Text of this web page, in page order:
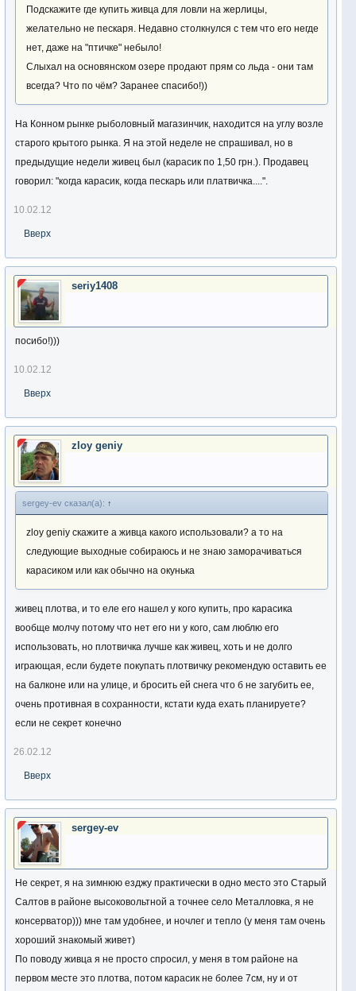
Подскажите где купить живца для ловли на жерлицы,
желательно не пескаря. Недавно столкнулся с тем что его негде
нет, даже на "птичке" небыло!
Слыхал на основянском озере продают прям со льда - они там
всегда? Что по чём? Заранее спасибо!))
На Конном рынке рыболовный магазинчик, находится на углу возле
старого крытого рынка. Я на этой неделе не спрашивал, но в
предыдущие недели живец был (карасик по 1,50 грн.). Продавец
говорил: "когда карасик, когда пескарь или платвичка....".
10.02.12
Вверх
seriy1408
посибо!)))
10.02.12
Вверх
zloy geniy
sergey-ev сказал(а): ↑
zloy geniy скажите а живца какого использовали? а то на
следующие выходные собираюсь и не знаю заморачиваться
карасиком или как обычно на окунька
живец плотва, и то еле его нашел у кого купить, про карасика
вообще молчу потому что нет его ни у кого, сам люблю его
использовать, но плотвичка лучше как живец, хоть и не долго
играющая, если будете покупать плотвичку рекомендую оставить ее
на балконе или на улице, и бросить ей снега что б не загубить ее,
очень противная в сохранности, кстати куда ехать планируете?
если не секрет конечно
26.02.12
Вверх
sergey-ev
Не секрет, я на зимнюю езджу практически в одно место это Старый
Салтов в районе высоковольтной а точнее село Металловка, я не
консерватор))) мне там удобнее, и ночлег и тепло (у меня там очень
хороший знакомый живет)
По поводу живца я не просто спросил, у меня в том районе на
первом месте это плотва, потом карасик не более 7см, ну и от